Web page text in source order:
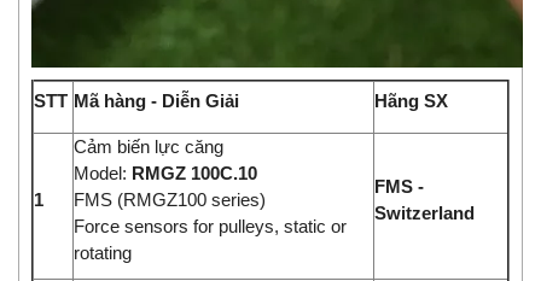
STT Mã hàng - Diễn Giải Hãng SX
1
Cảm biến lực căng
Model: RMGZ 100C.10
FMS (RMGZ100 series)
Force sensors for pulleys, static or
rotating
FMS -
Switzerland